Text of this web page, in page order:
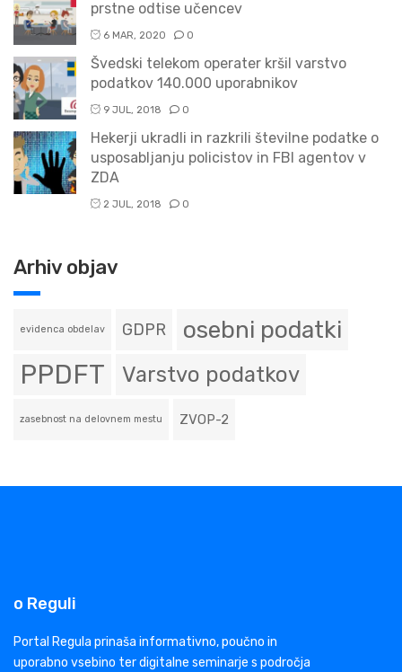
prstne odtise učencev
6 MAR, 2020 0
Švedski telekom operater kršil varstvo
podatkov 140.000 uporabnikov
9 JUL, 2018 0
Hekerji ukradli in razkrili številne podatke o
usposabljanju policistov in FBI agentov v
ZDA
2 JUL, 2018 0
Arhiv objav
evidenca obdelav GDPR osebni podatki
PPDFT Varstvo podatkov
zasebnost na delovnem mestu ZVOP-2
o Reguli
Portal Regula prinaša informativno, poučno in
uporabno vsebino ter digitalne seminarje s področja